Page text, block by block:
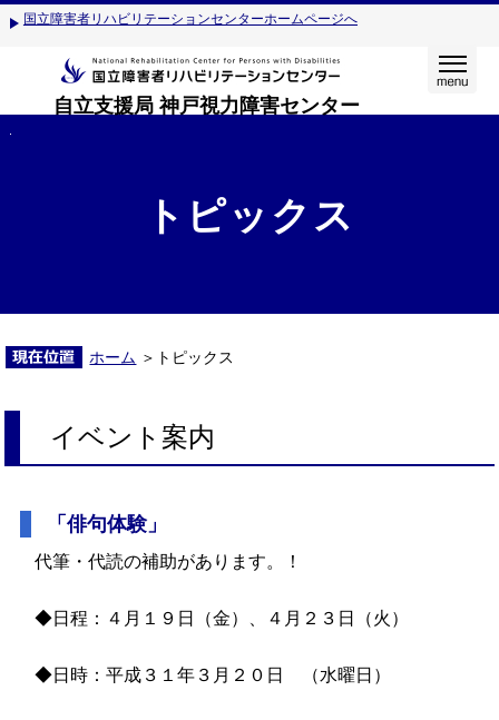
国立障害者リハビリテーションセンターホームページへ
自立支援局 神戸視力障害センター
トピックス
ホーム ＞トピックス
イベント案内
「俳句体験」
代筆・代読の補助があります。！
◆日程：４月１９日（金）、４月２３日（火）
◆日時：平成３１年３月２０日 （水曜日）